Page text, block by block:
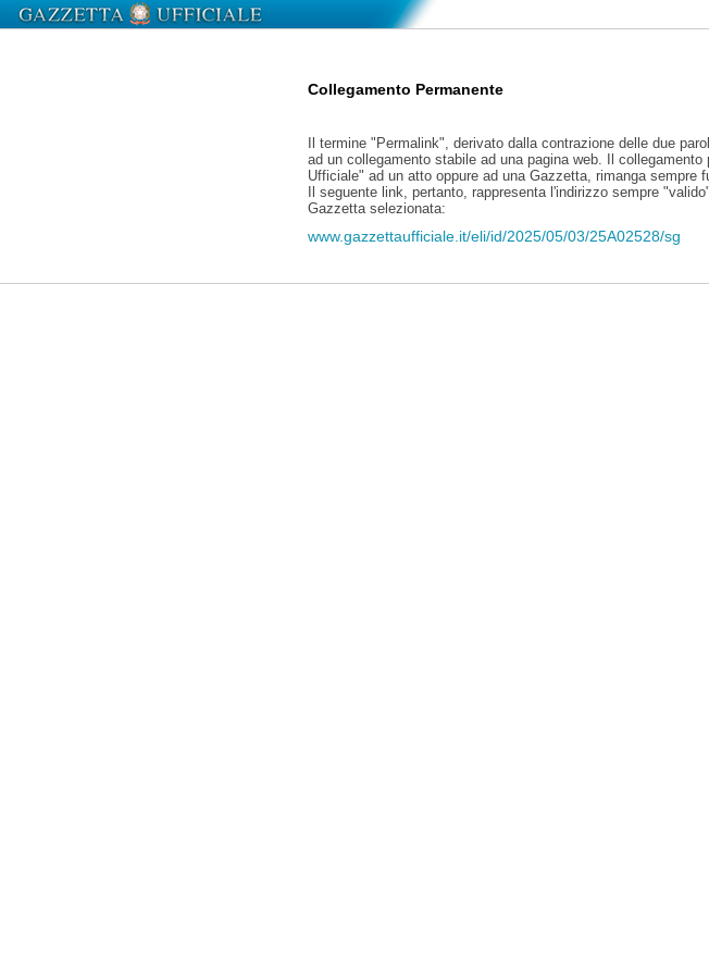
Collegamento Permanente
Il termine "Permalink", derivato dalla contrazione delle due
ad un collegamento stabile ad una pagina web. Il
Ufficiale" ad un atto oppure ad una Gazzetta, rimanga sempre
Il seguente link, pertanto, rappresenta l'indirizzo sempre
Gazzetta selezionata:
www.gazzettaufficiale.it/eli/id/2025/05/03/25A02528/sg